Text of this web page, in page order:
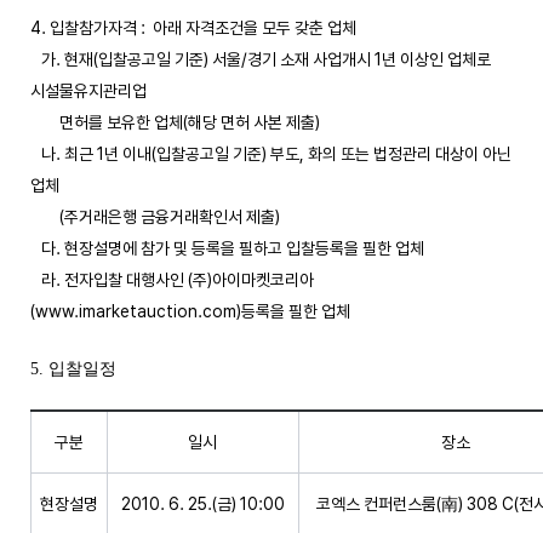
4. 입찰참가자격 : 아래 자격조건을 모두 갖춘 업체
가. 현재(입찰공고일 기준) 서울/경기 소재 사업개시 1년 이상인 업체로
시설물유지관리업
면허를 보유한 업체(해당 면허 사본 제출)
나. 최근 1년 이내(입찰공고일 기준) 부도, 화의 또는 법정관리 대상이 아닌
업체
(주거래은행 금융거래확인서 제출)
다. 현장설명에 참가 및 등록을 필하고 입찰등록을 필한 업체
라. 전자입찰 대행사인 (주)아이마켓코리아
(www.imarketauction.com)등록을 필한 업체
5. 입찰일정
구분 일시 장소
현장설명 2010. 6. 25.(금) 10:00 코엑스 컨퍼런스룸(南) 308 C(전